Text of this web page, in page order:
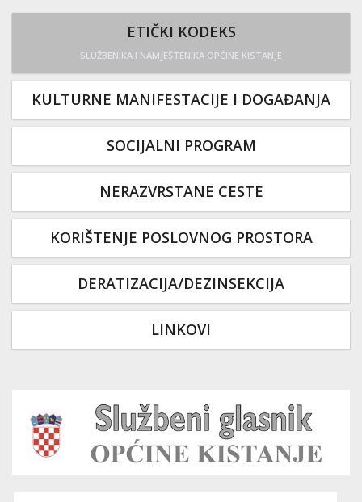
ETIČKI KODEKS
SLUŽBENIKA I NAMJEŠTENIKA OPĆINE KISTANJE
KULTURNE MANIFESTACIJE I DOGAĐANJA
SOCIJALNI PROGRAM
NERAZVRSTANE CESTE
KORIŠTENJE POSLOVNOG PROSTORA
DERATIZACIJA/DEZINSEKCIJA
LINKOVI